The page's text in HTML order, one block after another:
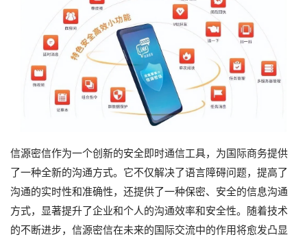
信源密信作为一个创新的安全即时通信工具，为国际商务提供
了一种全新的沟通方式。它不仅解决了语言障碍问题，提高了
沟通的实时性和准确性，还提供了一种保密、安全的信息沟通
方式，显著提升了企业和个人的沟通效率和安全性。随着技术
的不断进步，信源密信在未来的国际交流中的作用将愈发凸显